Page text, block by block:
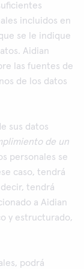
incluidos en
se le indique
Aidian
las fuentes de
de los datos
sus datos
de un
personales se
caso, tendrá
tendrá
a Aidian
y estructurado,
podrá